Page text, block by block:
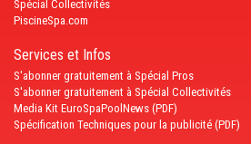
Spécial Collectivités
PiscineSpa.com
Services et Infos
S'abonner gratuitement à Spécial Pros
S'abonner gratuitement à Spécial Collectivités
Media Kit EuroSpaPoolNews (PDF)
Spécification Techniques pour la publicité (PDF)